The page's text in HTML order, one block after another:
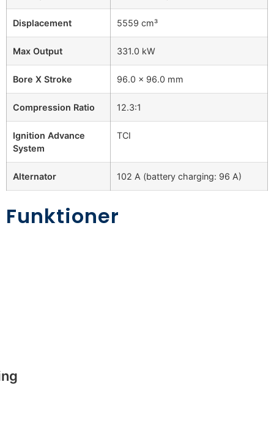
Displacement 5559 cm³
Max Output 331.0 kW
Bore X Stroke 96.0 × 96.0 mm
Compression Ratio 12.3:1
Ignition Advance
System
TCI
Alternator 102 A (battery charging: 96 A)
Funktioner